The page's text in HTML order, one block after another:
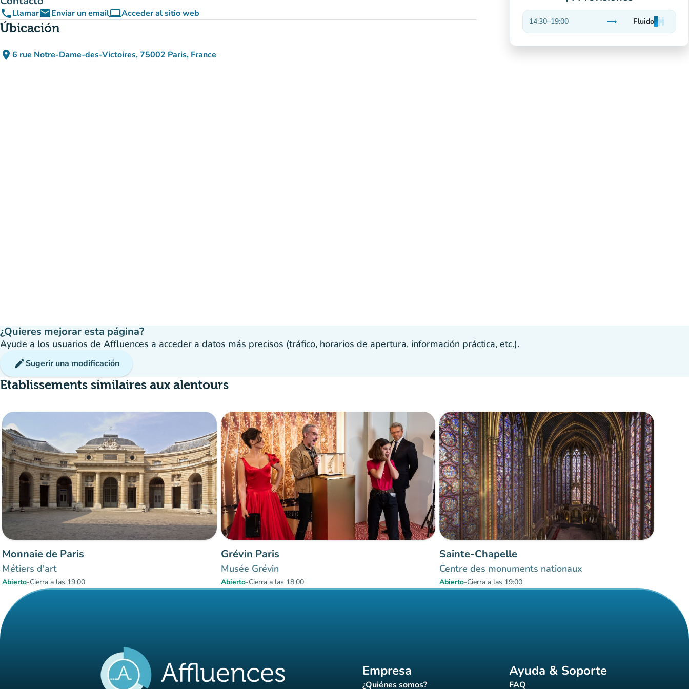
phoneLlamaremailEnviar un emailcomputerAcceder al sitio web
(nueva pestaña)
Úbicación
place 6 rue Notre-Dame-des-Victoires, 75002 Paris, France
(abrir en Google Maps)
(nueva pestaña)
14:30–19:00 trending_flat
Estable
Fluidoman
man
man
¿Quieres mejorar esta página?
Ayude a los usuarios de Affluences a acceder a datos más precisos (tráfico, horarios de apertura, información práctica, etc.).
editSugerir una modificación
Etablissements similaires aux alentours
Monnaie de Paris
Métiers d'art
Abierto-Cierra a las 19:00
Grévin Paris
Musée Grévin
Abierto-Cierra a las 18:00
Sainte-Chapelle
Centre des monuments nationaux
Abierto-Cierra a las 19:00
Multitud
man
man
manModerado
Elementos 1 a 3 sobre 3
Empresa
¿Quiénes somos?
Ayuda & Soporte
FAQ